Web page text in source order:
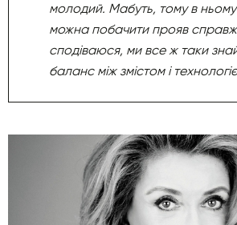
молодий. Мабуть, тому в ньому
можна побачити прояв
сподіваюся, ми все ж таки
баланс між змістом і